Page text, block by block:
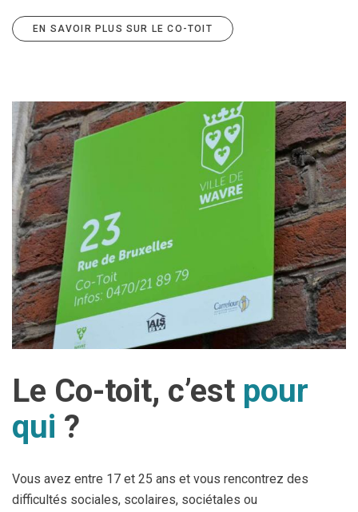
EN SAVOIR PLUS SUR LE CO-TOIT
Le Co-toit, c’est pour
qui ?
Vous avez entre 17 et 25 ans et vous rencontrez des
difficultés sociales, scolaires, sociétales ou